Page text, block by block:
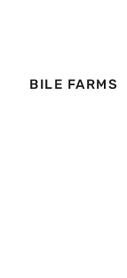
BILE FARMS